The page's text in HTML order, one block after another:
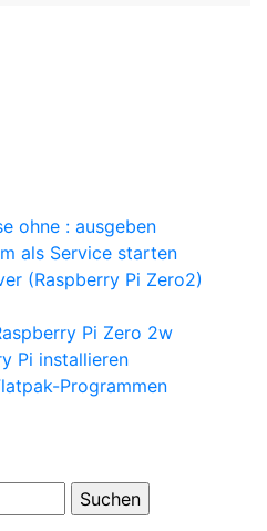
ohne : ausgeben
als Service starten
(Raspberry Pi Zero2)
Pi Zero 2w
Pi installieren
Programmen